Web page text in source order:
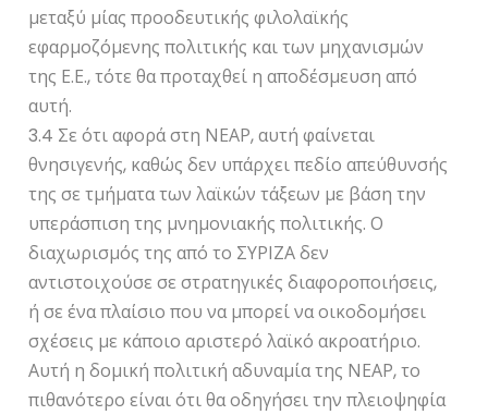
μεταξύ μίας προοδευτικής φιλολαϊκής
εφαρμοζόμενης πολιτικής και των μηχανισμών
της Ε.Ε., τότε θα προταχθεί η αποδέσμευση από
αυτή.
3.4 Σε ότι αφορά στη ΝΕΑΡ, αυτή φαίνεται
θνησιγενής, καθώς δεν υπάρχει πεδίο απεύθυνσής
της σε τμήματα των λαϊκών τάξεων με βάση την
υπεράσπιση της μνημονιακής πολιτικής. Ο
διαχωρισμός της από το ΣΥΡΙΖΑ δεν
αντιστοιχούσε σε στρατηγικές διαφοροποιήσεις,
ή σε ένα πλαίσιο που να μπορεί να οικοδομήσει
σχέσεις με κάποιο αριστερό λαϊκό ακροατήριο.
Αυτή η δομική πολιτική αδυναμία της ΝΕΑΡ, το
πιθανότερο είναι ότι θα οδηγήσει την πλειοψηφία